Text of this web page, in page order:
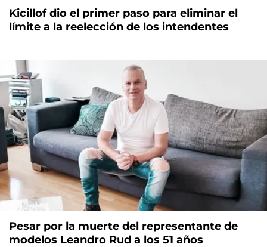
Kicillof dio el primer paso para eliminar el
límite a la reelección de los intendentes
Pesar por la muerte del representante de
modelos Leandro Rud a los 51 años